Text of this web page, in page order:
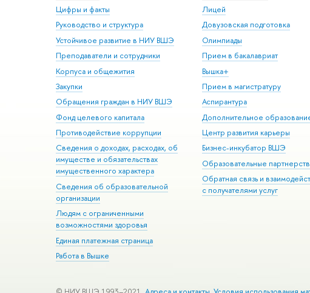
Цифры и факты
Руководство и структура
Устойчивое развитие в НИУ ВШЭ
Преподаватели и сотрудники
Корпуса и общежития
Закупки
Обращения граждан в НИУ ВШЭ
Фонд целевого капитала
Противодействие коррупции
Сведения о доходах, расходах, об
имуществе и обязательствах
имущественного характера
Сведения об образовательной
организации
Людям с ограниченными
возможностями здоровья
Единая платежная страница
Работа в Вышке
Лицей
Довузовская подготовка
Олимпиады
Прием в бакалавриат
Вышка+
Прием в магистратуру
Аспирантура
Дополнительное
Центр развития карьеры
Бизнес-инкубатор ВШЭ
Образовательные
Обратная связь и
с получателями услуг